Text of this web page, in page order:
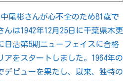
尾彬さんが心不全のため81歳で
は1942年12月25日に千葉県木更
日活第5期ニューフェイスに合格
アをスタートしました。1964年の
デビューを果たし、以来、独特の